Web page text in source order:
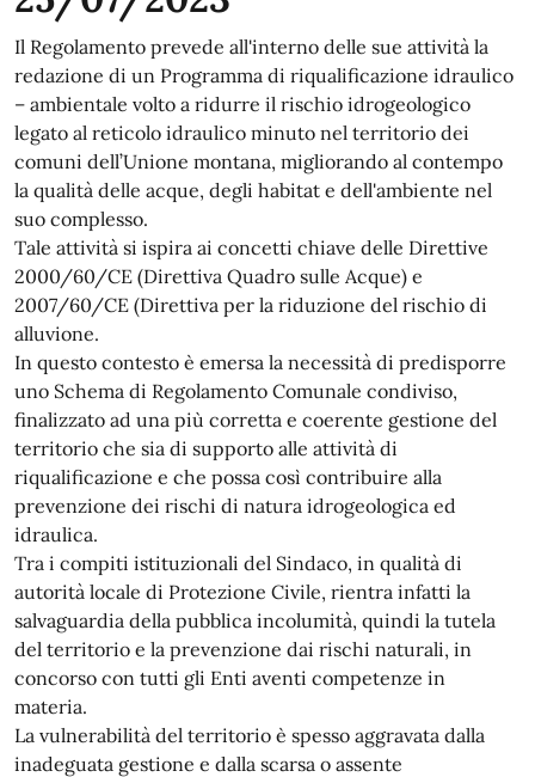
Il Regolamento prevede all'interno delle sue attività la
redazione di un Programma di riqualificazione idraulico
– ambientale volto a ridurre il rischio idrogeologico
legato al reticolo idraulico minuto nel territorio dei
comuni dell’Unione montana, migliorando al contempo
la qualità delle acque, degli habitat e dell'ambiente nel
suo complesso.
Tale attività si ispira ai concetti chiave delle Direttive
2000/60/CE (Direttiva Quadro sulle Acque) e
2007/60/CE (Direttiva per la riduzione del rischio di
alluvione.
In questo contesto è emersa la necessità di predisporre
uno Schema di Regolamento Comunale condiviso,
finalizzato ad una più corretta e coerente gestione del
territorio che sia di supporto alle attività di
riqualificazione e che possa così contribuire alla
prevenzione dei rischi di natura idrogeologica ed
idraulica.
Tra i compiti istituzionali del Sindaco, in qualità di
autorità locale di Protezione Civile, rientra infatti la
salvaguardia della pubblica incolumità, quindi la tutela
del territorio e la prevenzione dai rischi naturali, in
concorso con tutti gli Enti aventi competenze in
materia.
La vulnerabilità del territorio è spesso aggravata dalla
inadeguata gestione e dalla scarsa o assente